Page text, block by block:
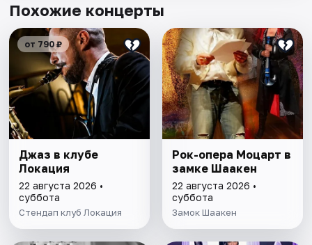
Похожие концерты
от 790 ₽
Джаз в клубе
Локация
22 августа 2026 •
суббота
Стендап клуб Локация
Рок-опера Моцарт в
замке Шаакен
22 августа 2026 •
суббота
Замок Шаакен